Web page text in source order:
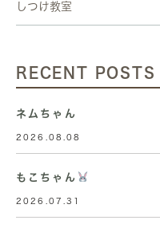
しつけ教室
RECENT POSTS
ネムちゃん
2026.08.08
もこちゃん
2026.07.31